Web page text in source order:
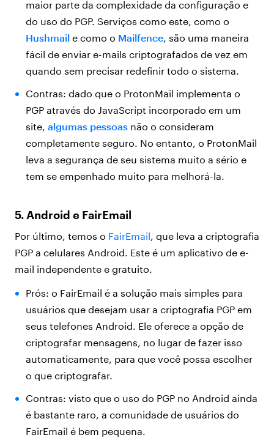
maior parte da complexidade da configuração e
do uso do PGP. Serviços como este, como o
Hushmaile como o Mailfence, são uma maneira
fácil de enviar e-mails criptografados de vez em
quando sem precisar redefinir todo o sistema.
Contras: dado que o ProtonMail implementa o
PGP através do JavaScript incorporado em um
site, algumas pessoasnão o consideram
completamente seguro. No entanto, o ProtonMail
leva a segurança de seu sistema muito a sério e
tem se empenhado muito para melhorá-la.
5. Android e FairEmail
Por último, temos o FairEmail, que leva a criptografia
PGP a celulares Android. Este é um aplicativo de e-
mail independente e gratuito.
Prós: o FairEmail é a solução mais simples para
usuários que desejam usar a criptografia PGP em
seus telefones Android. Ele oferece a opção de
criptografar mensagens, no lugar de fazer isso
automaticamente, para que você possa escolher
o que criptografar.
Contras: visto que o uso do PGP no Android ainda
é bastante raro, a comunidade de usuários do
FairEmail é bem pequena.